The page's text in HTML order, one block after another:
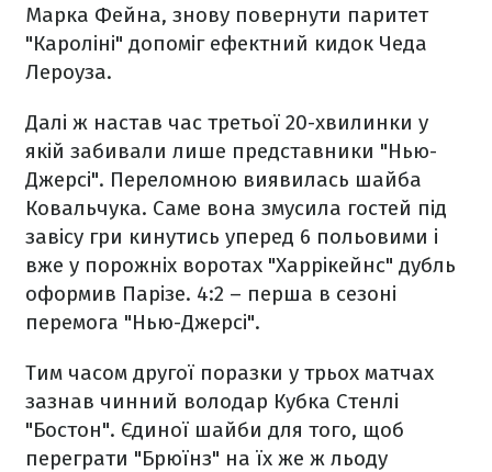
Марка Фейна, знову повернути паритет
"Кароліні" допоміг ефектний кидок Чеда
Лероуза.
Далі ж настав час третьої 20-хвилинки у
якій забивали лише представники "Нью-
Джерсі". Переломною виявилась шайба
Ковальчука. Саме вона змусила гостей під
завісу гри кинутись уперед 6 польовими і
вже у порожніх воротах "Харрікейнс" дубль
оформив Парізе. 4:2 – перша в сезоні
перемога "Нью-Джерсі".
Тим часом другої поразки у трьох матчах
зазнав чинний володар Кубка Стенлі
"Бостон". Єдиної шайби для того, щоб
переграти "Брюїнз" на їх же ж льоду